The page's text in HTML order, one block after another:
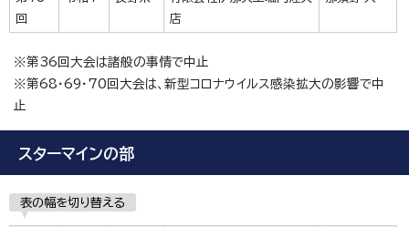
回
店
※第36回大会は諸般の事情で中止
※第68・69・70回大会は、新型コロナウイルス感染拡大の影響で中
止
スターマインの部
表の幅を切り替える